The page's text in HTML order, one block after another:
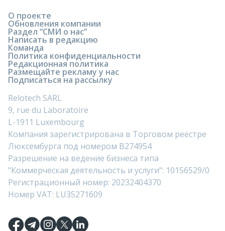
О проекте
Обновления компании
Раздел “СМИ о нас”
Написать в редакцию
Команда
Политика конфиденциальности
Редакционная политика
Размещайте рекламу у нас
Подписаться на рассылку
Relotech SARL
9, rue du Laboratoire
L-1911 Luxembourg
Компания зарегистрирована в Торговом реестре
Люксембурга под номером B274954
Разрешение на ведение бизнеса типа
"Коммерческая деятельность и услуги": 10156529/0
Регистрационный номер: 20232404370
Номер VAT: LU35271609